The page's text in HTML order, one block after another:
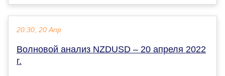
20:30, 20 Апр
Волновой анализ NZDUSD – 20 апреля 2022
г.